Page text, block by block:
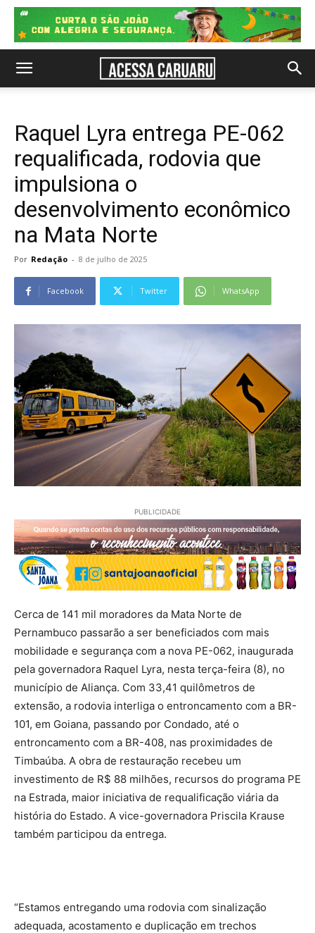
Raquel Lyra entrega PE-062
requalificada, rodovia que
impulsiona o
desenvolvimento econômico
na Mata Norte
Por Redação - 8 de julho de 2025
Facebook Twitter WhatsApp
PUBLICIDADE
Cerca de 141 mil moradores da Mata Norte de
Pernambuco passarão a ser beneficiados com mais
mobilidade e segurança com a nova PE-062, inaugurada
pela governadora Raquel Lyra, nesta terça-feira (8), no
município de Aliança. Com 33,41 quilômetros de
extensão, a rodovia interliga o entroncamento com a BR-
101, em Goiana, passando por Condado, até o
entroncamento com a BR-408, nas proximidades de
Timbaúba. A obra de restauração recebeu um
investimento de R$ 88 milhões, recursos do programa PE
na Estrada, maior iniciativa de requalificação viária da
história do Estado. A vice-governadora Priscila Krause
também participou da entrega.
“Estamos entregando uma rodovia com sinalização
adequada, acostamento e duplicação em trechos